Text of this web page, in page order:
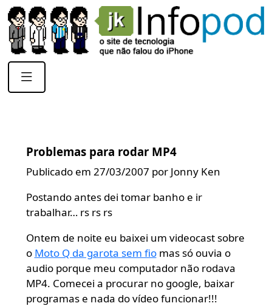
Problemas para rodar MP4
Publicado em 27/03/2007 por Jonny Ken
Postando antes dei tomar banho e ir
trabalhar… rs rs rs
Ontem de noite eu baixei um videocast sobre
o Moto Q da garota sem fiomas só ouvia o
audio porque meu computador não rodava
MP4. Comecei a procurar no google, baixar
programas e nada do vídeo funcionar!!!